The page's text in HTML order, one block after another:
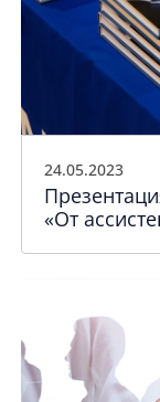
24.05.2023
«От